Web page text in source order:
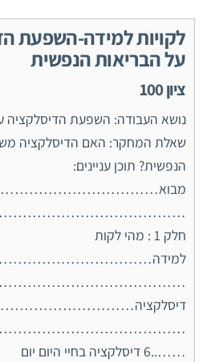
לקויות למידה-השפעת
על הבריאות הנפשית
ציון 100
נושא העבודה: השפעת הדיסלקציה
שאלת המחקר: האם הדיסלקציה
הנפשית? תוכן עניינים:
חלק 1 : מהי לקות
……..6 דיסלקציה בחיי היום יום